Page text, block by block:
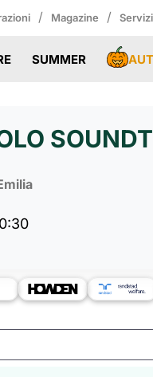
/ Magazine /
SUMMER